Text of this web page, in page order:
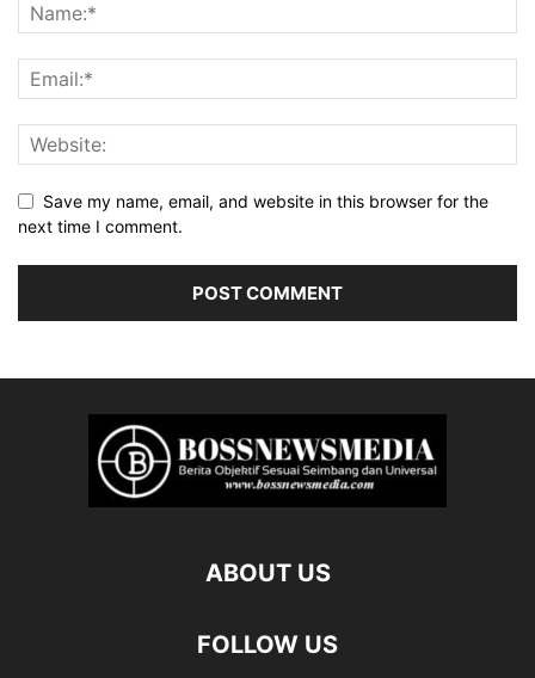
Save my name, email, and website in this browser for the
next time I comment.
ABOUT US
FOLLOW US